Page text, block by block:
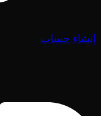
إنشاء حساب